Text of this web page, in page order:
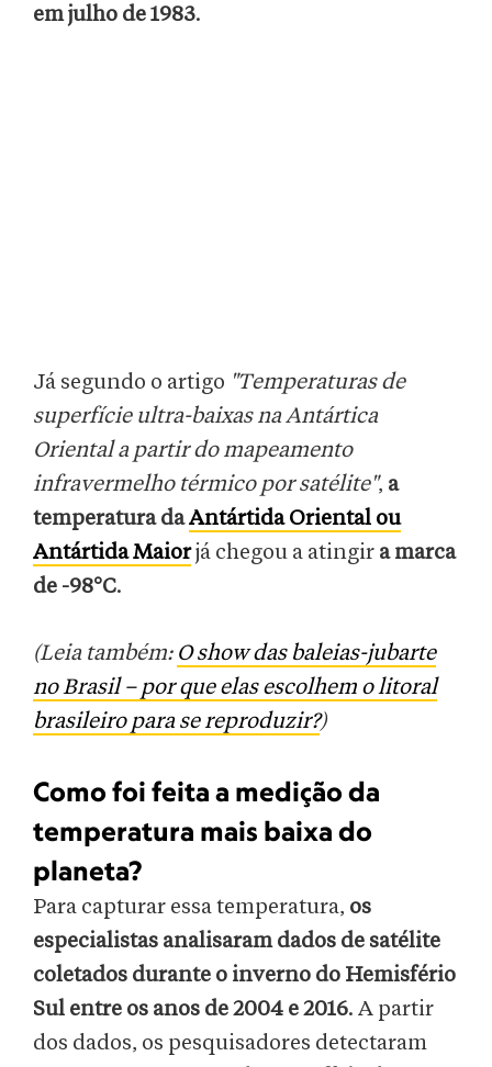
em julho de 1983.
Já segundo o artigo "Temperaturas de
superfície ultra-baixas na Antártica
Oriental a partir do mapeamento
infravermelho térmico por satélite", a
temperatura daAntártida Oriental ou
Antártida Maiorjá chegou a atingir a marca
de -98°C.
(Leia também: O show das baleias-jubarte
no Brasil – por que elas escolhem o litoral
brasileiro para se reproduzir?)
Como foi feita a medição da
temperatura mais baixa do
planeta?
Para capturar essa temperatura, os
especialistas analisaram dados de satélite
coletados durante o inverno do Hemisfério
Sul entre os anos de 2004 e 2016. A partir
dos dados, os pesquisadores detectaram